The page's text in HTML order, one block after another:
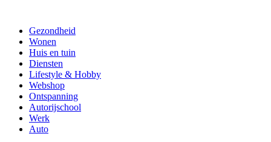
Gezondheid
Wonen
Huis en tuin
Diensten
Lifestyle & Hobby
Webshop
Ontspanning
Autorijschool
Werk
Auto